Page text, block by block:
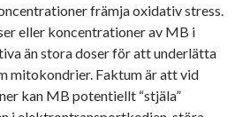
främja oxidativ stress.
eller koncentrationer av MB i
än stora doser för att underlätta
mitokondrier. Faktum är att vid
kan MB potentiellt “stjäla”